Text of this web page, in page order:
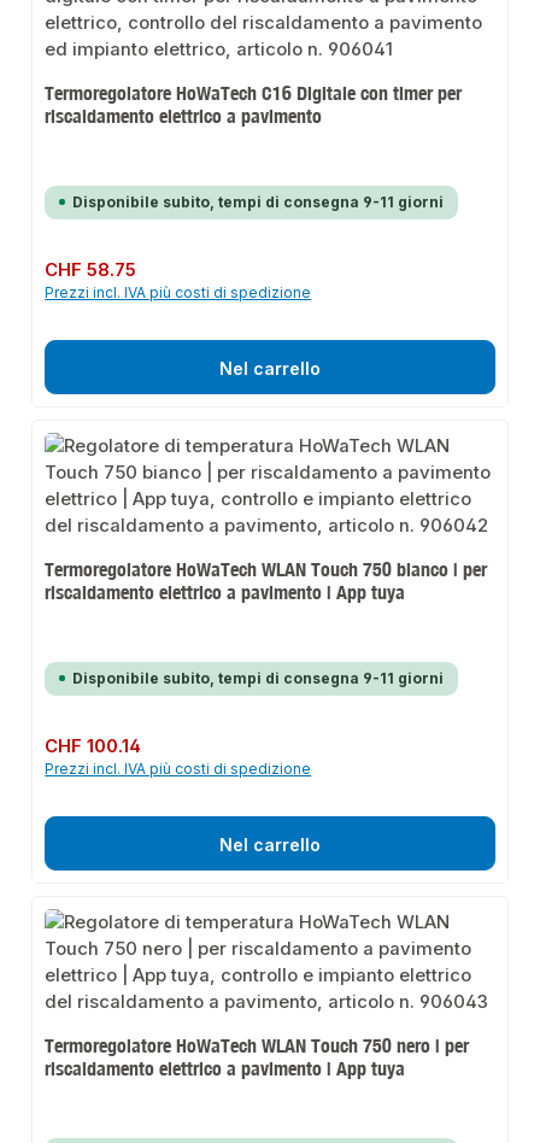
Termoregolatore HoWaTech C16 Digitale con timer per
riscaldamento elettrico a pavimento
Disponibile subito, tempi di consegna 9-11 giorni
Prezzo normale:
CHF 58.75
Prezzi incl. IVA più costi di spedizione
Nel carrello
Termoregolatore HoWaTech WLAN Touch 750 bianco | per
riscaldamento elettrico a pavimento | App tuya
Disponibile subito, tempi di consegna 9-11 giorni
Prezzo normale:
CHF 100.14
Prezzi incl. IVA più costi di spedizione
Nel carrello
Termoregolatore HoWaTech WLAN Touch 750 nero | per
riscaldamento elettrico a pavimento | App tuya